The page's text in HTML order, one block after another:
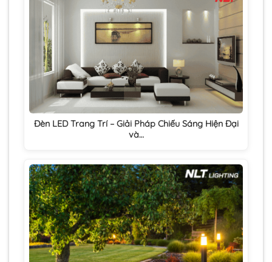
Đèn LED Trang Trí – Giải Pháp Chiếu Sáng Hiện Đại
và…